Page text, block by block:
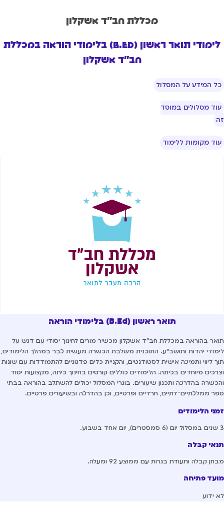
מכללת חב''ד אשקלון
לימודי תואר ראשון (B.Ed) בלימודי הוראה במכללת
חב''ד אשקלון
המידע על המסלול
מסלולים במוסד
מקומות ללימוד
תואר ראשון (B.Ed) בלימודי הוראה
בהוראה במכללת חב"ד אשקלון מכשיר מורים לחינוך יסודי עם דגש על
יהדות ותושב"ע. התוכנית משלבת הכשרה מעשית כבר במהלך הלימודים,
ליווי ותמיכה אישית לסטודנטים, והקניית כלים פדגוגיים להתמודדות עם שונות
מיוחדים בכיתה. הלימודים כוללים קורסים בחינוך כיתה, מקצועות יסוד
בהדרכה ותכנון שיעורים. בוגרי המסלול יכולים להשתלב בהוראה בבתי
ממלכתיים־דתיים, חרדיים ופרטיים, וכן בהדרכה ובשיעורים פרטיים.
הלימודים
קבלה
קבלה ותעודת בגרות עם ממוצע 92 ומעלה.
פתיחה
ידוע